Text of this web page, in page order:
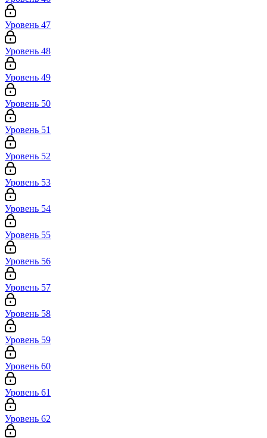
Уровень 47
Уровень 48
Уровень 49
Уровень 50
Уровень 51
Уровень 52
Уровень 53
Уровень 54
Уровень 55
Уровень 56
Уровень 57
Уровень 58
Уровень 59
Уровень 60
Уровень 61
Уровень 62